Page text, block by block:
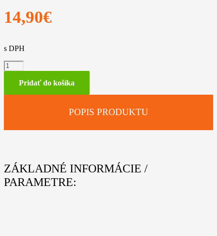
14,90€
s DPH
množstvo
Jednoramenný
popruh,
HL,
HT
Pridať do košíka
POPIS PRODUKTU
ZÁKLADNÉ INFORMÁCIE /
PARAMETRE: